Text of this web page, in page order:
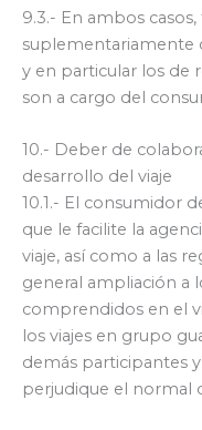
9.3.- En ambos
suplementariamente
y en particular los de
son a cargo del
10.- Deber de
desarrollo del viaje
10.1.- El consumidor
que le facilite la
viaje, así como a las
general ampliación a
comprendidos en el
los viajes en grupo
demás participantes
perjudique el normal